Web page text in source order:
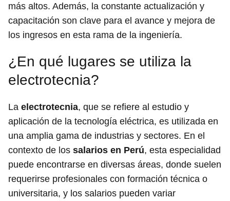
más altos. Además, la constante actualización y
capacitación son clave para el avance y mejora de
los ingresos en esta rama de la ingeniería.
¿En qué lugares se utiliza la
electrotecnia?
La electrotecnia, que se refiere al estudio y
aplicación de la tecnología eléctrica, es utilizada en
una amplia gama de industrias y sectores. En el
contexto de los salarios en Perú, esta especialidad
puede encontrarse en diversas áreas, donde suelen
requerirse profesionales con formación técnica o
universitaria, y los salarios pueden variar